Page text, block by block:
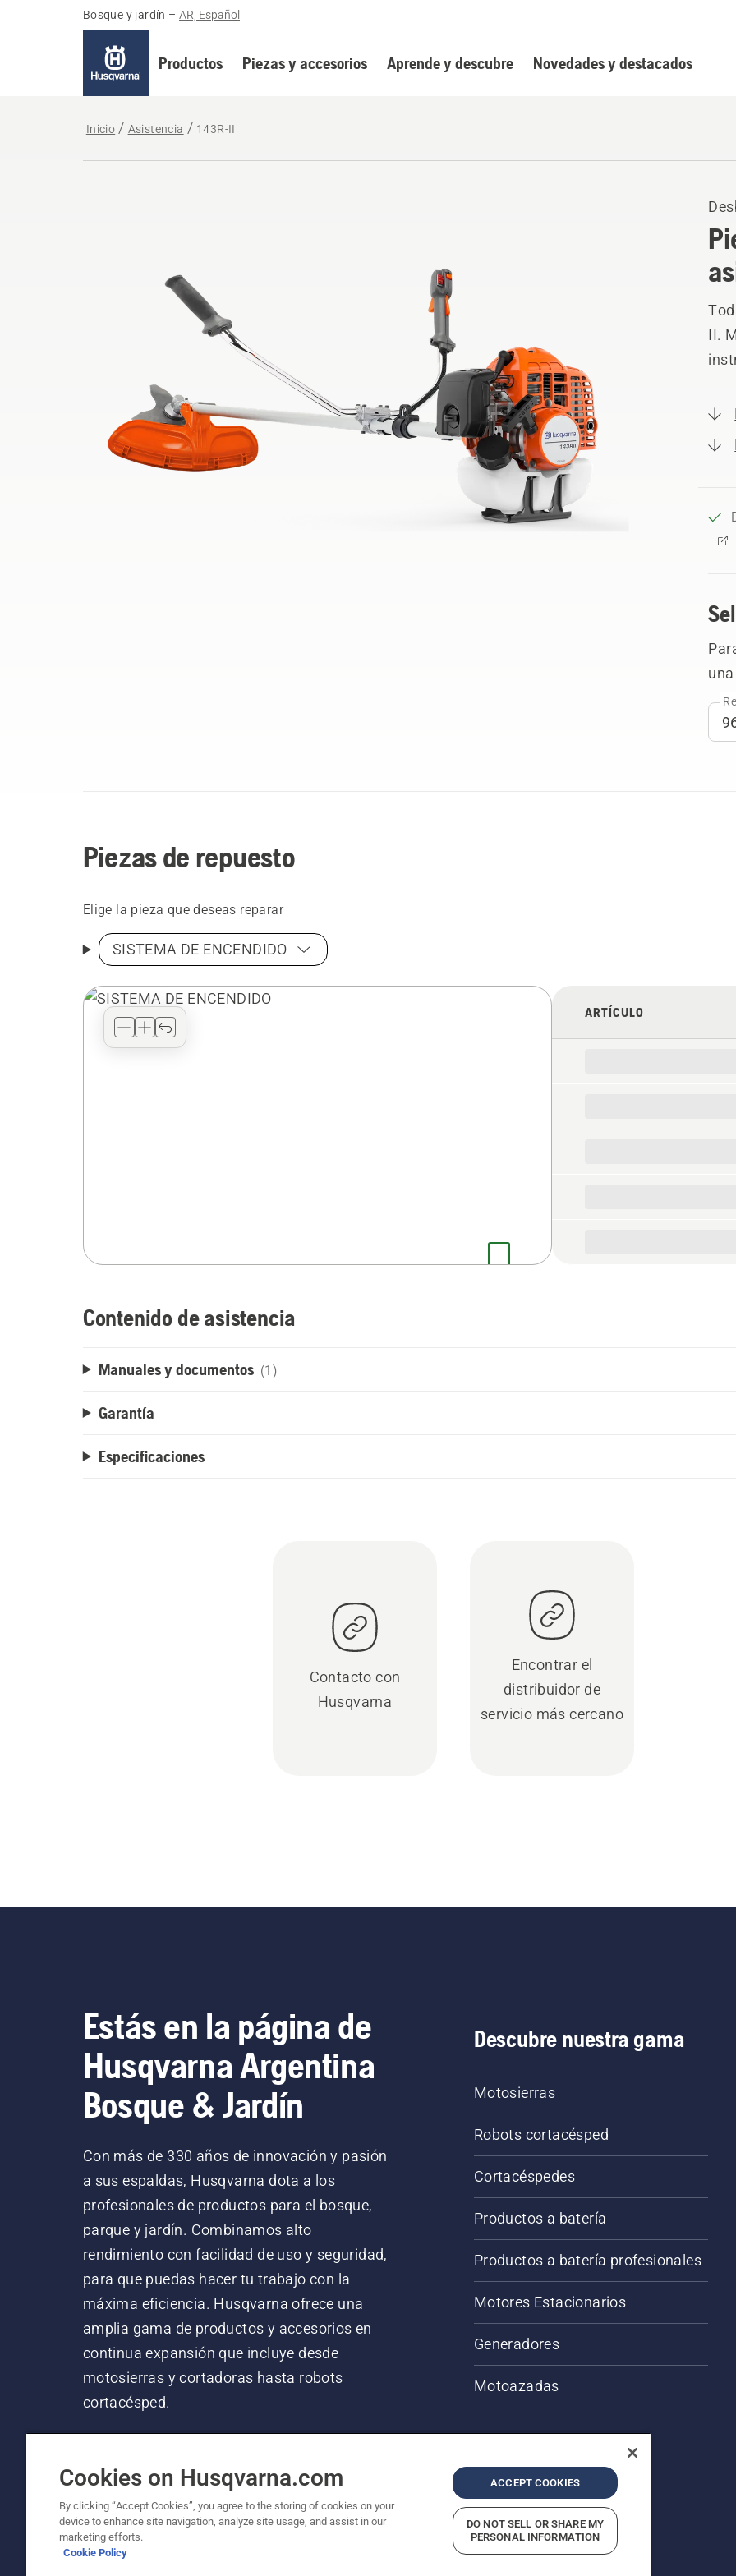
Bosque y jardín – AR, Español
Productos Piezas y accesorios Aprende y descubre Novedades y destacados
Inicio Asistencia 143R-II
II.
Piezas de repuesto
Elige la pieza que deseas reparar
SISTEMA DE ENCENDIDO
ARTÍCULO
Contenido de asistencia
Manuales y documentos (1)
Garantía
Especificaciones
Contacto con
Husqvarna
Encontrar el
distribuidor de
servicio más cercano
Estás en la página de
Husqvarna Argentina
Bosque & Jardín
Con más de 330 años de innovación y pasión
a sus espaldas, Husqvarna dota a los
profesionales de productos para el bosque,
parque y jardín. Combinamos alto
rendimiento con facilidad de uso y seguridad,
para que puedas hacer tu trabajo con la
máxima eficiencia. Husqvarna ofrece una
amplia gama de productos y accesorios en
continua expansión que incluye desde
motosierras y cortadoras hasta robots
cortacésped.
Descubre nuestra gama
Motosierras
Robots cortacésped
Cortacéspedes
Productos a batería
Productos a batería profesionales
Motores Estacionarios
Generadores
Motoazadas
© Husqvarna AB (publ). Todos los derechos reservados.
Política de cookies
Cookies on Husqvarna.com
By clicking “Accept Cookies”, you agree to the storing of cookies on your
device to enhance site navigation, analyze site usage, and assist in our
marketing efforts.
Cookie Policy
ACCEPT COOKIES
DO NOT SELL OR SHARE MY
PERSONAL INFORMATION